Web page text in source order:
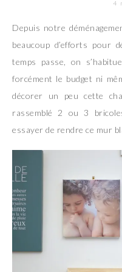
4
Depuis notre
beaucoup d’efforts pour
temps passe, on
forcément le budget ni
décorer un peu cette
rassemblé 2 ou 3
essayer de rendre ce mur